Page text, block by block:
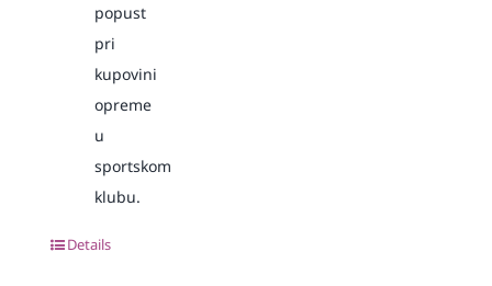
popust
pri
kupovini
opreme
u
sportskom
klubu.
Details